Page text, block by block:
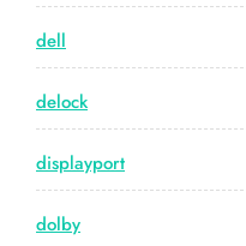
dell
delock
displayport
dolby